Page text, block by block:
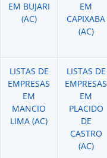
EM BUJARI
(AC)
EM
CAPIXABA
(AC)
LISTAS DE
EMPRESAS
EM
MANCIO
LIMA (AC)
LISTAS DE
EMPRESAS
EM
PLACIDO
DE
CASTRO
(AC)